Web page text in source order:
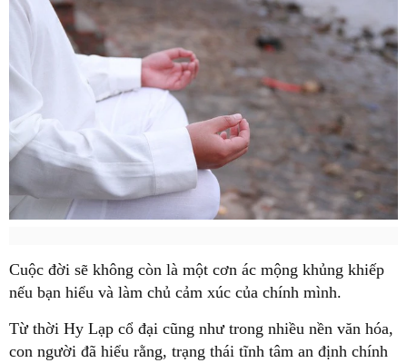
Cuộc đời sẽ không còn là một cơn ác mộng khủng khiếp
nếu bạn hiểu và làm chủ cảm xúc của chính mình.
Từ thời Hy Lạp cổ đại cũng như trong nhiều nền văn hóa,
con người đã hiểu rằng, trạng thái tĩnh tâm an định chính